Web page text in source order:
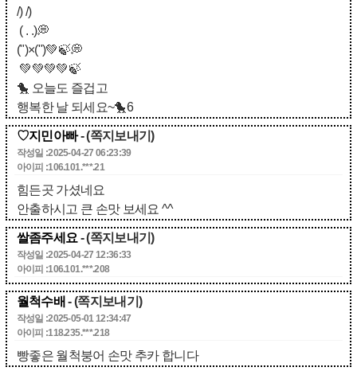
/) /)
( . .)💭
(")×(")💚🍃💭
💚💚💚💚🍃
🐤 오늘도 즐겁고
행복한 날 되세요~🐤6
♡지민아빠- (쪽지보내기)
작성일 :2025-04-27 06:23:39
아이피 :106.101.***.21
힘든곳 가셨네요
안출하시고 큰 손맛 보세요 ^^
쌀좀주세요 - (쪽지보내기)
작성일 :2025-04-27 12:36:33
아이피 :106.101.***.208
월척수배 - (쪽지보내기)
작성일 :2025-05-01 12:34:47
아이피 :118.235.***.218
빵좋은 월척붕어 손맛 추카 합니다